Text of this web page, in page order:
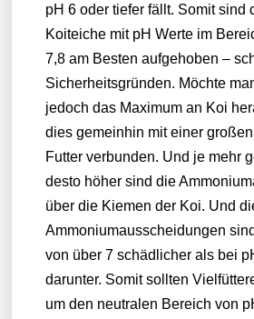
pH 6 oder tiefer fällt. Somit sind
Koiteiche mit pH Werte im
7,8 am Besten aufgehoben –
Sicherheitsgründen. Möchte
jedoch das Maximum an Koi
dies gemeinhin mit einer
Futter verbunden. Und je mehr
desto höher sind die
über die Kiemen der Koi. Und
Ammoniumausscheidungen
von über 7 schädlicher als bei
darunter. Somit sollten
um den neutralen Bereich von